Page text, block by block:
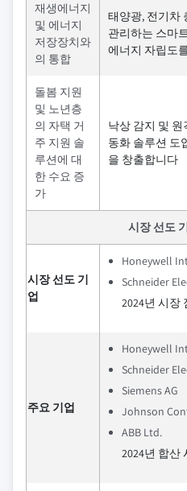
재생에너지
및 에너지
저장장치와
의 통합
태양광, 전기차
관리하는 스마
에너지 자립도
돌봄 지원
및 노년층
의 자택 거
주 지원 솔
루션에 대
한 수요 증
가
낙상 감지 및
동화 솔루션 도
을 창출합니다
시장 선도
시장 선도 기
업
Honeywell
Schneider
2024년 시장
주요 기업
Honeywell
Schneider
Siemens AG
Johnson
ABB Ltd.
2024년 합산